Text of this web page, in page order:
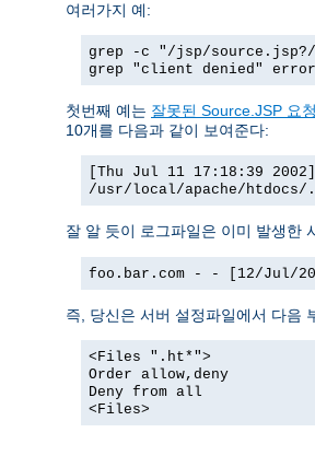
여러가지 예:
grep -c "/jsp/
grep "client denied"
첫번째 예는 잘못된 Source.JSP 요
10개를 다음과 같이 보여준다:
[Thu Jul 11 17:18:39
/usr/local/apache/htdocs/
잘 알 듯이 로그파일은 이미 발생한
foo.bar.com - - [12/Jul/
즉, 당신은 서버 설정파일에서 다음
<Files ".ht*">
Order allow,deny
Deny from all
<Files>